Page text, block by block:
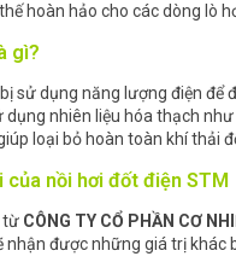
hoàn hảo cho các dòng lò
gì?
sử dụng năng lượng điện
dụng nhiên liệu hóa thạch
loại bỏ hoàn toàn khí thải
nồi hơi đốt điện STM
từ CÔNG TY CỔ PHẦN CƠ
nhận được những giá trị khác